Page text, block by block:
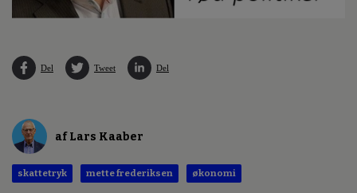
Del Tweet Del
af Lars Kaaber
skattetryk mette frederiksen økonomi